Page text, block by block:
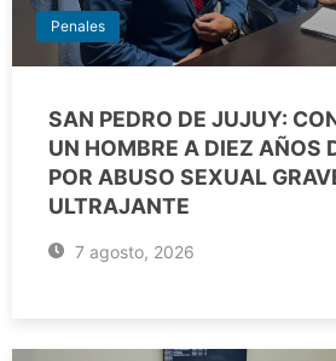
Penales
SAN PEDRO DE JUJUY:
UN HOMBRE A DIEZ AÑOS
POR ABUSO SEXUAL
ULTRAJANTE
7 agosto, 2026